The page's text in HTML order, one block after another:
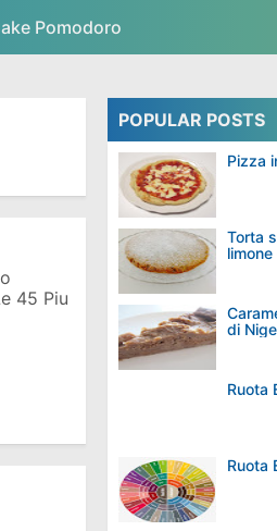
Pomodoro
45 Piu
POPULAR POSTS
Pizza
Torta
di
Ruota
Ruota